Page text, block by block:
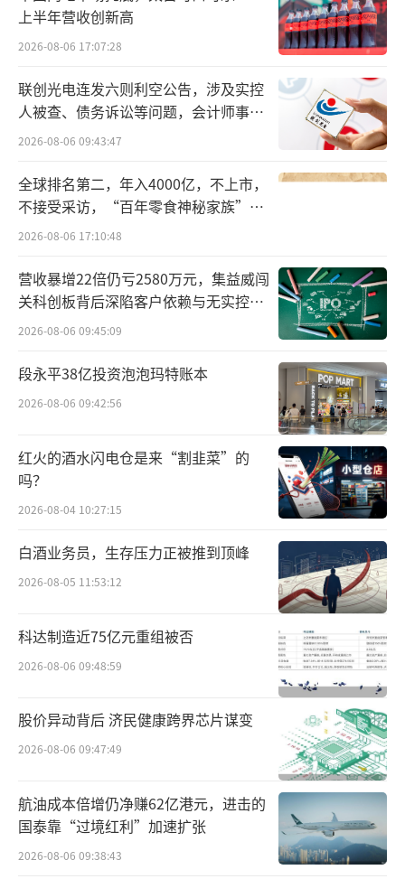
完整的产品架构只是平台开店的门槛。在供给
溢出的大环境下，品找人的次数要远远高于人
找品。
安徽零嘴港创始人魏兆勇告诉食业家，他
每天都会接到厂家业务员上门拜访的预约。仅
仅一个小时的时间，就有3、4个厂家打来电
话，寻求合作的厂商络绎不绝。
当下量贩零食平台要做的不是广撒网式的
找品，而是从众多产品中去发掘、打造爆品。
平台的采购负责人去参加展会，并不是专门为
了选品，更多地是去看一下当下的产品趋势。
另外，很多消费者对于量贩零食店的印象
是“引流品+白牌产品”。也就是一线品牌卖流
量，白牌产品卖利润，曾经还有不少人认为零
食卖的都是杂牌产品。但这一说法随着量贩零
食业态的逐渐成熟，也逐渐销声匿迹。
为什么？
上半年营收创新高
2026-08-06 17:07:28
联创光电连发六则利空公告，涉及实控
人被查、债务诉讼等问题，会计师事务
所曾出具“保留意见”
2026-08-06 09:43:47
全球排名第二，年入4000亿，不上市，
不接受采访，“百年零食神秘家族”浮
出水面？
2026-08-06 17:10:48
营收暴增22倍仍亏2580万元，集益威闯
关科创板背后深陷客户依赖与无实控人
困局
2026-08-06 09:45:09
段永平38亿投资泡泡玛特账本
2026-08-06 09:42:56
红火的酒水闪电仓是来“割韭菜”的
吗？
2026-08-04 10:27:15
白酒业务员，生存压力正被推到顶峰
2026-08-05 11:53:12
科达制造近75亿元重组被否
2026-08-06 09:48:59
股价异动背后 济民健康跨界芯片谋变
2026-08-06 09:47:49
航油成本倍增仍净赚62亿港元，进击的
国泰靠“过境红利”加速扩张
2026-08-06 09:38:43